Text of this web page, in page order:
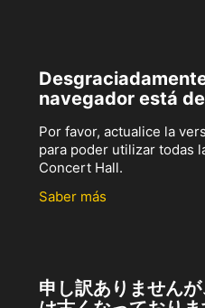
navegador está
Por favor, actualice la
para poder utilizar todas
Concert Hall.
Saber más
申し訳ありません